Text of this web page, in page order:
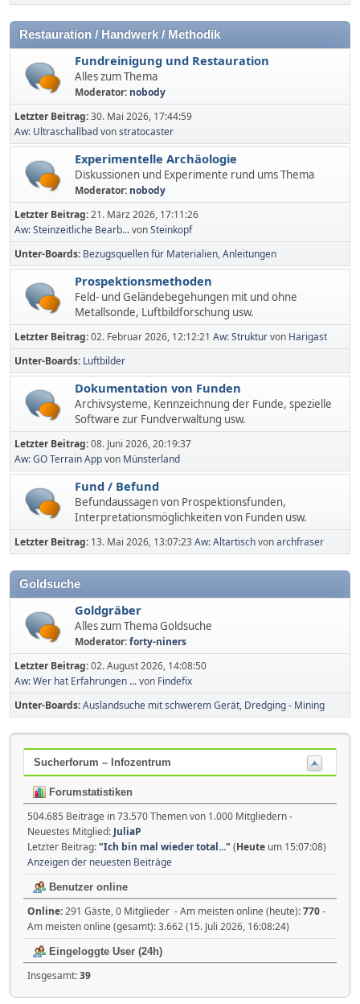
Restauration / Handwerk / Methodik
Fundreinigung und Restauration
Alles zum Thema
Moderator: nobody
Letzter Beitrag:30. Mai 2026, 17:44:59
Aw: Ultraschallbadvonstratocaster
Experimentelle Archäologie
Diskussionen und Experimente rund ums Thema
Moderator: nobody
Letzter Beitrag:21. März 2026, 17:11:26
Aw: Steinzeitliche Bearb...vonSteinkopf
Unter-Boards Bezugsquellen für Materialien Anleitungen
Prospektionsmethoden
Feld- und Geländebegehungen mit und ohne
Metallsonde, Luftbildforschung usw.
Letzter Beitrag:02. Februar 2026, 12:12:21 Aw: Strukturvon Harigast
Unter-Boards Luftbilder
Dokumentation von Funden
Archivsysteme, Kennzeichnung der Funde, spezielle
Software zur Fundverwaltung usw.
Letzter Beitrag:08. Juni 2026, 20:19:37
Aw: GO Terrain Appvon Münsterland
Fund / Befund
Befundaussagen von Prospektionsfunden,
Interpretationsmöglichkeiten von Funden usw.
Letzter Beitrag: 13. Mai 2026, 13:07:23Aw: Altartischvonarchfraser
Goldsuche
Goldgräber
Alles zum Thema Goldsuche
Moderator:forty-niners
Letzter Beitrag:02. August 2026, 14:08:50
Aw: Wer hat Erfahrungen ...von Findefix
Unter-Boards Auslandsuche mit schwerem Gerät, Dredging - Mining
Sucherforum – Infozentrum
Forumstatistiken
504.685 Beiträge in 73.570 Themen von 1.000 Mitgliedern -
Neuestes Mitglied: JuliaP
Letzter Beitrag:"Ich bin mal wieder total..." (Heute um 15:07:08)
Anzeigen der neuesten Beiträge
Benutzer online
Online:291 Gäste, 0 Mitglieder - Am meisten online (heute):770-
Am meisten online (gesamt): 3.662 (15. Juli 2026, 16:08:24)
Eingeloggte User (24h)
Insgesamt:39